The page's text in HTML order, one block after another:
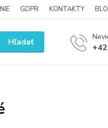
GDPR KONTAKTY
Hľadať